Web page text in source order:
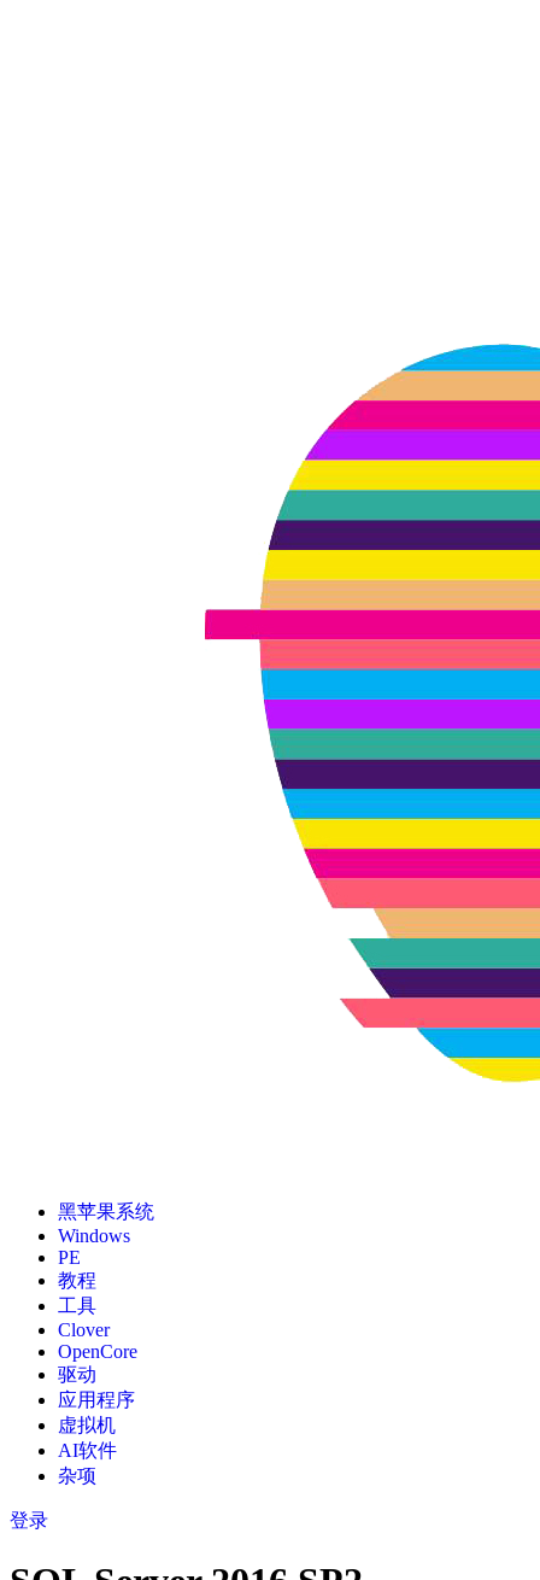
黑苹果系统
Windows
PE
教程
工具
Clover
OpenCore
驱动
应用程序
虚拟机
AI软件
杂项
登录